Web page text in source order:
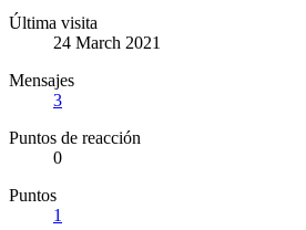
Última visita
24 March 2021
Mensajes
3
Puntos de reacción
0
Puntos
1